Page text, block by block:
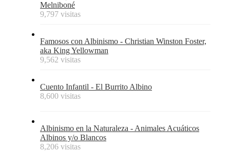
Melniboné
9,797 visitas
Famosos con Albinismo - Christian Winston Foster,
aka King Yellowman
9,562 visitas
Cuento Infantil - El Burrito Albino
8,600 visitas
Albinismo en la Naturaleza - Animales Acuáticos
Albinos y/o Blancos
8,206 visitas